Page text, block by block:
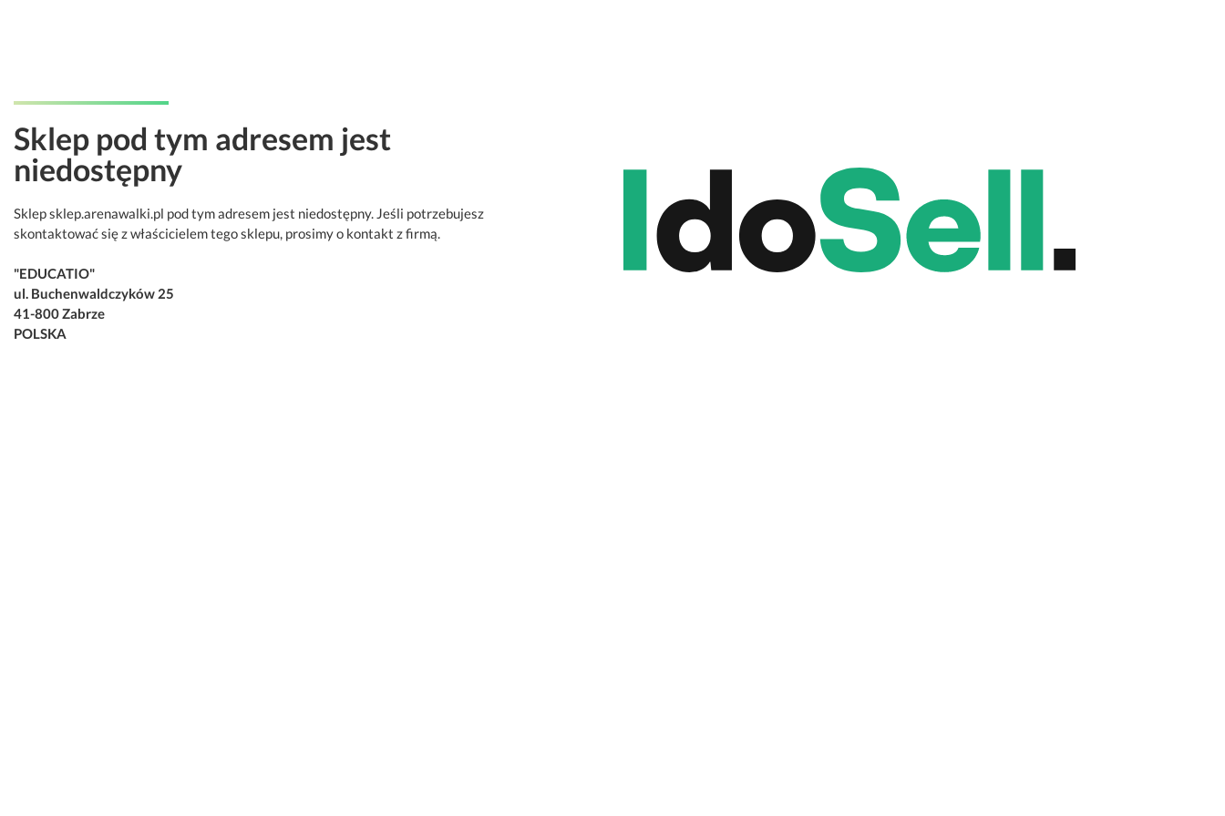
Sklep pod tym adresem jest
niedostępny
Sklep sklep.arenawalki.pl pod tym adresem jest niedostępny. Jeśli potrzebujesz
skontaktować się z właścicielem tego sklepu, prosimy o kontakt z firmą.
"EDUCATIO"
ul. Buchenwaldczyków 25
41-800 Zabrze
POLSKA